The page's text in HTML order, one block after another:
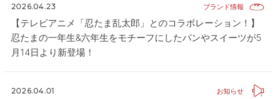
ブランド情報
2026.04.23
【テレビアニメ「忍たま乱太郎」とのコラボレーション！】
忍たまの一年生&六年生をモチーフにしたパンやスイーツが5
月14日より新登場！
お知らせ
2026.04.01